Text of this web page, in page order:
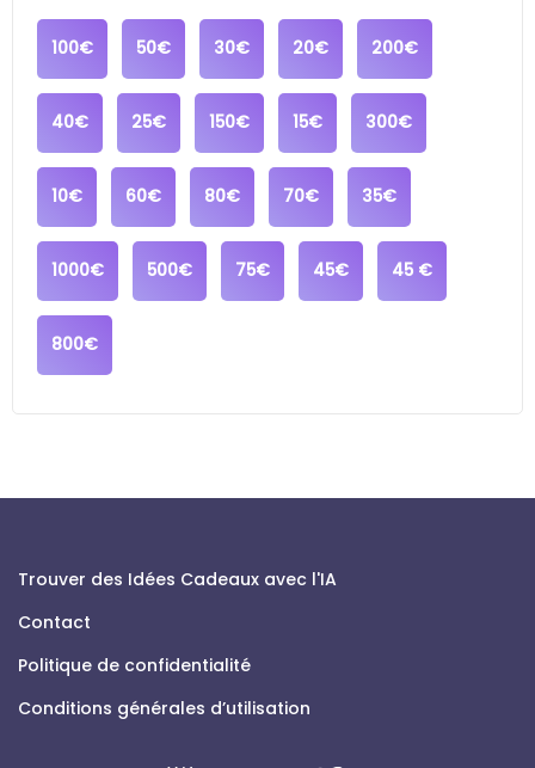
100€ 50€ 30€ 20€ 200€
40€ 25€ 150€ 15€ 300€
10€ 60€ 80€ 70€ 35€
1000€ 500€ 75€ 45€ 45 €
800€
Trouver des Idées Cadeaux avec l'IA
Contact
Politique de confidentialité
Conditions générales d’utilisation